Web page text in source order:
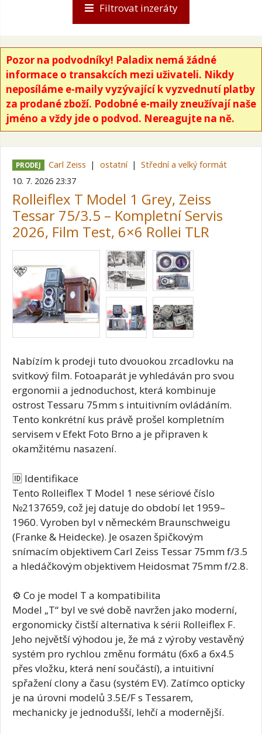
Pozor na podvodníky! Paladix nemá žádné
informace o transakcích mezi uživateli. Nikdy
neposíláme e-maily vyzývající k vyzvednutí platby
za prodané zboží. Podobné e-maily zneužívají naše
jméno a vždy jde o podvod. Nereagujte na ně.
PRODEJ Carl Zeiss ostatní
Střední a velký formát
10. 7. 2026 23:37
Rolleiflex T Model 1 Grey, Zeiss
Tessar 75/3.5 – Kompletní Servis
2026, Film Test, 6×6 Rollei TLR
Nabízím k prodeji tuto dvouokou zrcadlovku na
svitkový film. Fotoaparát je vyhledáván pro svou
ergonomii a jednoduchost, která kombinuje
ostrost Tessaru 75mm s intuitivním ovládáním.
Tento konkrétní kus právě prošel kompletním
servisem v Efekt Foto Brno a je připraven k
okamžitému nasazení.
🆔 Identifikace
Tento Rolleiflex T Model 1 nese sériové číslo
№2137659, což jej datuje do období let 1959–
1960. Vyroben byl v německém Braunschweigu
(Franke & Heidecke). Je osazen špičkovým
snímacím objektivem Carl Zeiss Tessar 75mm f/3.5
a hledáčkovým objektivem Heidosmat 75mm f/2.8.
⚙️ Co je model T a kompatibilita
Model „T“ byl ve své době navržen jako moderní,
ergonomicky čistší alternativa k sérii Rolleiflex F.
Jeho největší výhodou je, že má z výroby vestavěný
systém pro rychlou změnu formátu (6x6 a 6x4.5
přes vložku, která není součástí), a intuitivní
spřažení clony a času (systém EV). Zatímco opticky
je na úrovni modelů 3.5E/F s Tessarem,
mechanicky je jednodušší, lehčí a modernější.
Filtrovat inzeráty